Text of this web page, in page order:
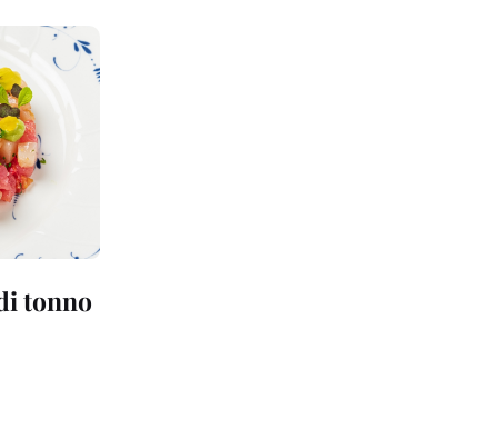
tonno